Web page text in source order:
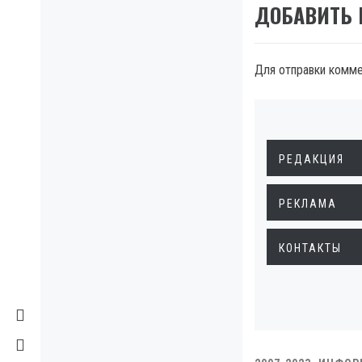
ДОБАВИТЬ
Для отправки
РЕДАКЦИЯ
РЕКЛАМА
КОНТАКТЫ